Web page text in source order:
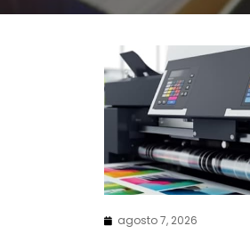
agosto 7, 2026